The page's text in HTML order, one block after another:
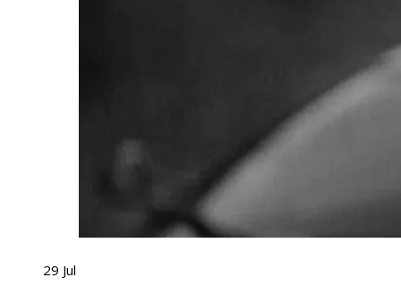
29 Jul